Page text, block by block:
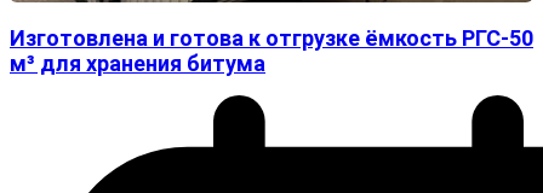
Изготовлена и готова к отгрузке ёмкость РГС-50
м³ для хранения битума